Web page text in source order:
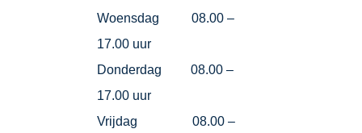
Woensdag 08.00 –
17.00 uur
Donderdag 08.00 –
17.00 uur
Vrijdag 08.00 –